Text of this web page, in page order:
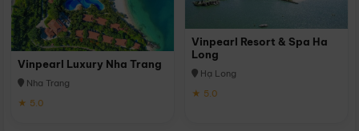
Vinpearl Luxury Nha Trang
Nha Trang
★ 5.0
Vinpearl Resort & Spa Ha
Long
Hạ Long
★ 5.0